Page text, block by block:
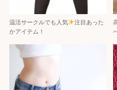
温活サークルでも人気
注目あった
かアイテム！